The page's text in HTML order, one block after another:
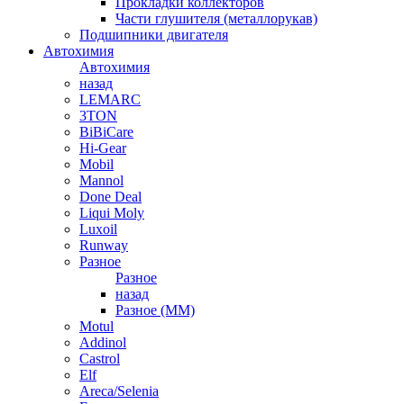
Части глушителя (металлорукав)
Подшипники двигателя
Автохимия
Автохимия
назад
LEMARC
3TON
BiBiCare
Hi-Gear
Mobil
Mannol
Done Deal
Liqui Moly
Luxoil
Runway
Разное
Разное
назад
Разное (ММ)
Motul
Addinol
Castrol
Elf
Areca/Selenia